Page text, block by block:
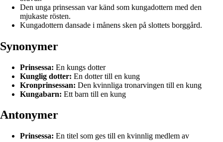
Den unga prinsessan var känd som kungadottern med den
mjukaste rösten.
Kungadottern dansade i månens sken på slottets borggård.
Synonymer
Prinsessa: En kungs dotter
Kunglig dotter: En dotter till en kung
Kronprinsessan: Den kvinnliga tronarvingen till en kung
Kungabarn: Ett barn till en kung
Antonymer
Prinsessa: En titel som ges till en kvinnlig medlem av